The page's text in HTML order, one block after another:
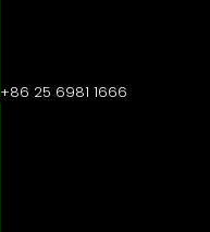
+86 25 6981 1666